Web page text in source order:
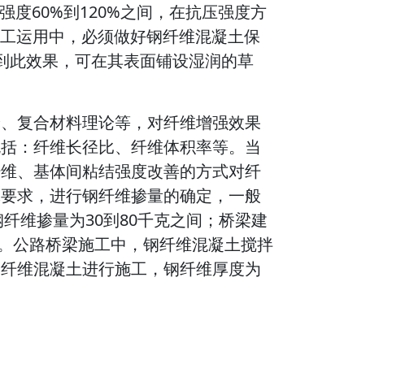
度60%到120%之间，在抗压强度方
运用中，必须做好钢纤维混凝土保
此效果，可在其表面铺设湿润的草
复合材料理论等，对纤维增强效果
：纤维长径比、纤维体积率等。当
、基体间粘结强度改善的方式对纤
求，进行钢纤维掺量的确定，一般
维掺量为30到80千克之间；桥梁建
公路桥梁施工中，钢纤维混凝土搅拌
维混凝土进行施工，钢纤维厚度为